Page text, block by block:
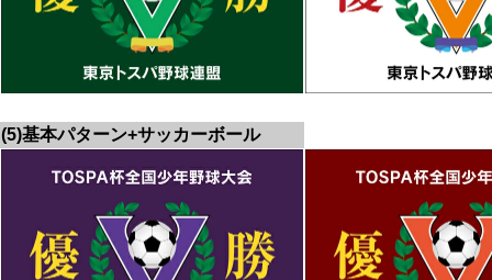
(5)基本パターン+サッカーボール